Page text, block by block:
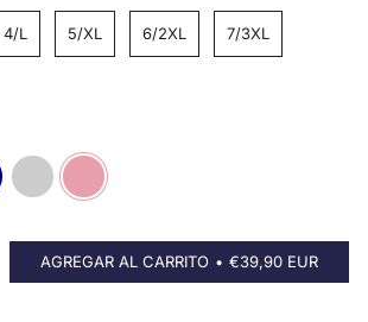
4/L 5/XL 6/2XL 7/3XL
champagne
pink
AGREGAR AL CARRITO €39,90 EUR